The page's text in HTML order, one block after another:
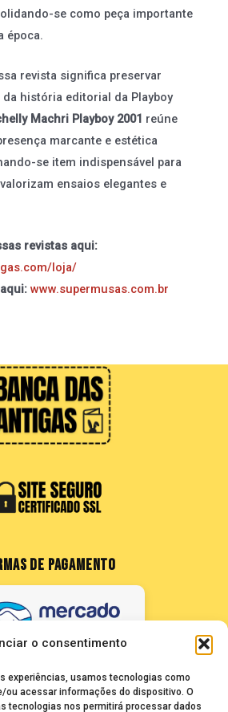
o consentimento
experiências, usamos tecnologias como
ou acessar informações do dispositivo. O
tecnologias nos permitirá processar dados
se como peça importante
época.
revista significa preservar
história editorial da Playboy
Machri Playboy 2001 reúne
marcante e estética
se item indispensável para
ensaios elegantes e
revistas aqui:
loja/
www.supermusas.com.br
DE PAGAMENTO